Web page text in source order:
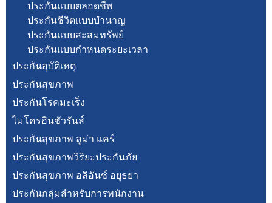
ประกันแบบตลอดชีพ
ประกันชีวิตแบบบำนาญ
ประกันแบบสะสมทรัพย์
ประกันแบบกำหนดระยะเวลา
ประกันอุบัติเหตุ
ประกันสุขภาพ
ประกันโรคมะเร็ง
ไมโครอินชัวรันส์
ประกันสุขภาพ ลูม่า แคร์
ประกันสุขภาพวิริยะประกันภัย
ประกันสุขภาพ อลิอันซ์ อยุธยา
ประกันกลุ่มสำหรับการพนักงาน